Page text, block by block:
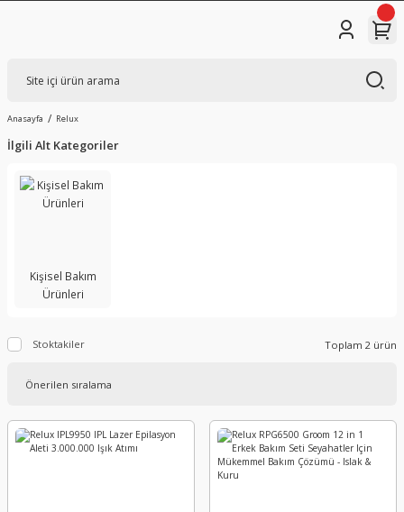
Anasayfa Relux
İlgili Alt Kategoriler
Kişisel Bakım
Ürünleri
Stoktakiler Toplam 2 ürün